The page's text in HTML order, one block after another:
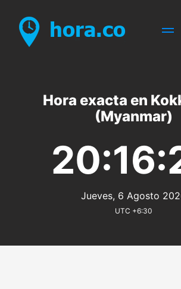
Hora exacta en
(Myanmar)
Jueves, 6 Agosto
UTC +6:30